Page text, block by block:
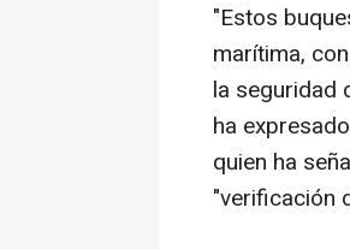
"Estos
marítima,
la seguridad
ha
quien ha
"verificación